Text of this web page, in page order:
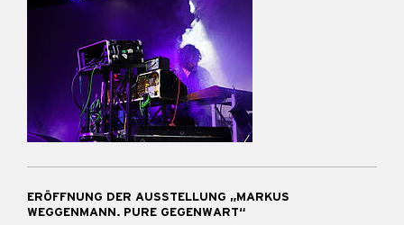
ERÖFFNUNG DER AUSSTELLUNG „MARKUS
WEGGENMANN. PURE GEGENWART“